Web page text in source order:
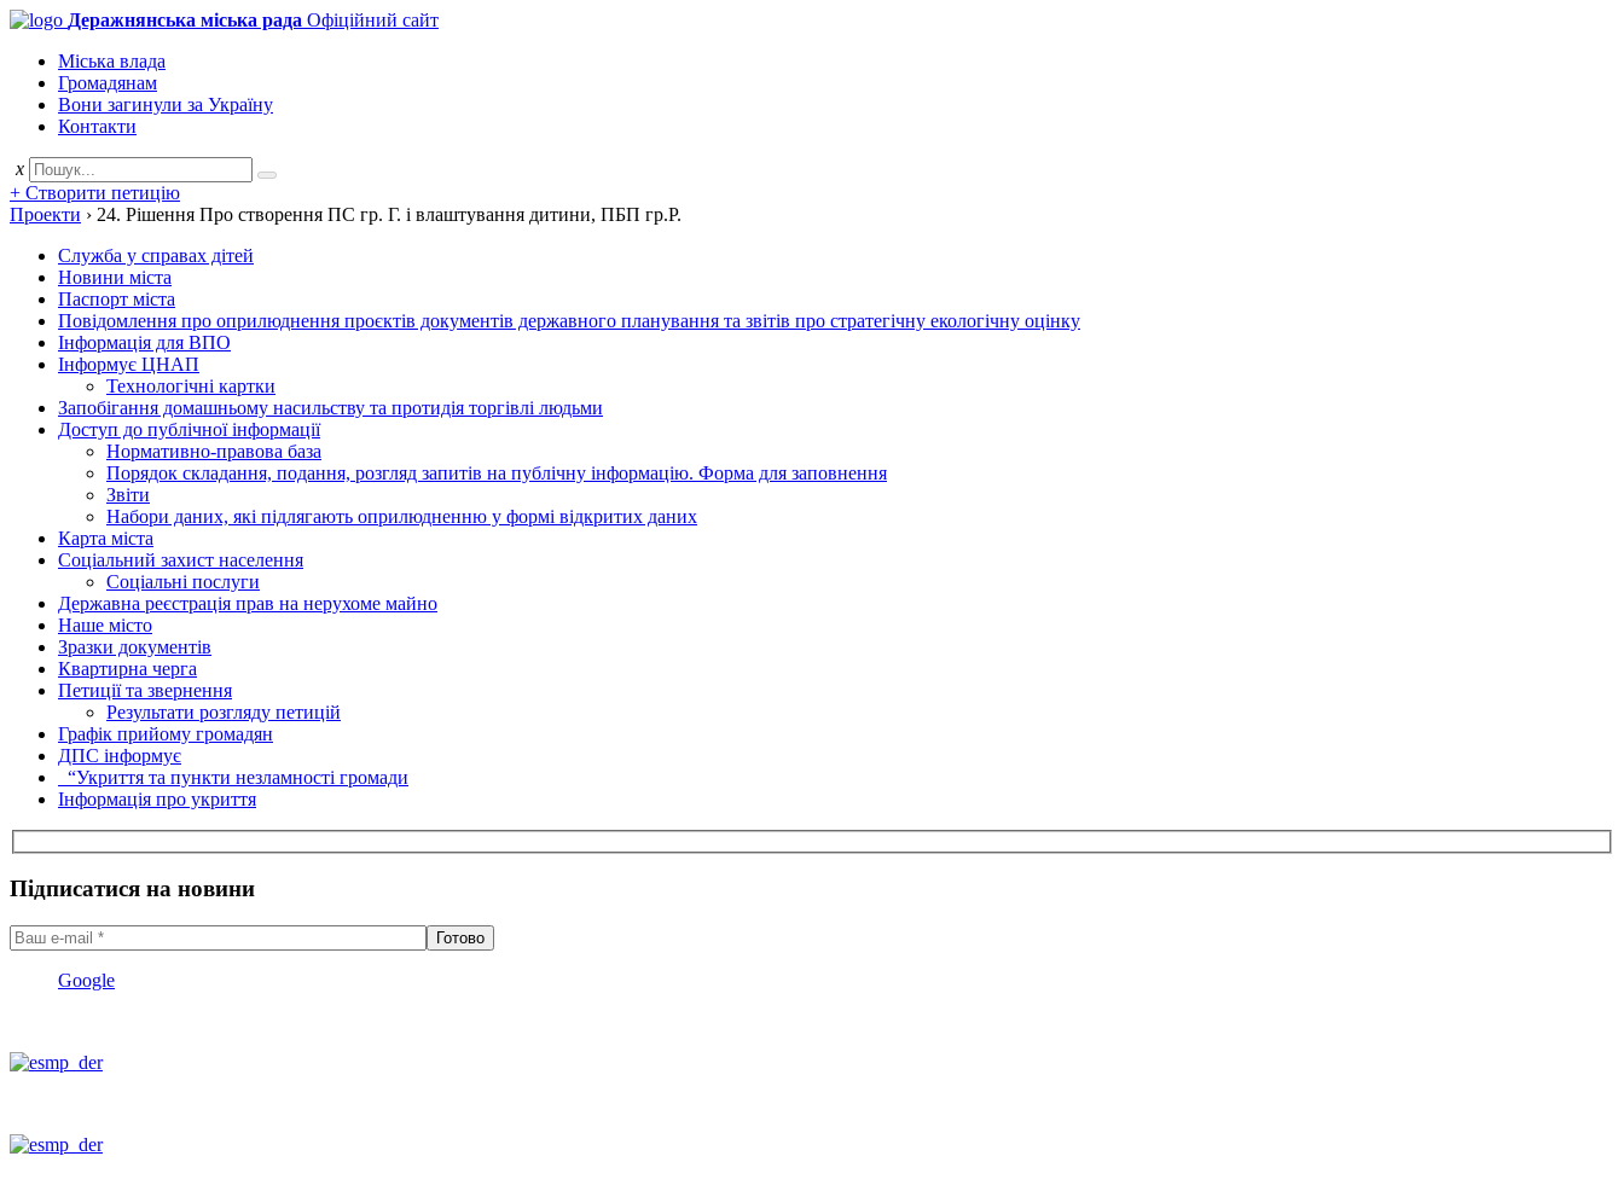
Деражнянська міська рада Офіційний сайт
Міська влада
Громадянам
Вони загинули за Україну
Контакти
x
+ Створити петицію
Проекти › 24. Рішення Про створення ПС гр. Г. і влаштування дитини, ПБП гр.Р.
Служба у справах дітей
Новини міста
Паспорт міста
Повідомлення про оприлюднення проєктів документів державного планування та звітів про стратегічну екологічну оцінку
Інформація для ВПО
Інформує ЦНАП
Технологічні картки
Запобігання домашньому насильству та протидія торгівлі людьми
Доступ до публічної інформації
Нормативно-правова база
Порядок складання, подання, розгляд запитів на публічну інформацію. Форма для заповнення
Звіти
Набори даних, які підлягають оприлюдненню у формі відкритих даних
Карта міста
Соціальний захист населення
Соціальні послуги
Державна реєстрація прав на нерухоме майно
Наше місто
Зразки документів
Квартирна черга
Петиції та звернення
Результати розгляду петицій
Графік прийому громадян
ДПС інформує
“Укриття та пункти незламності громади
Інформація про укриття
Підписатися на новини
Google